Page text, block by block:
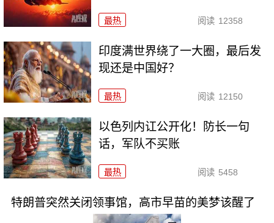
最热 阅读 12358
印度满世界绕了一大圈，最后发
现还是中国好？
最热 阅读 12150
以色列内讧公开化！防长一句
话，军队不买账
最热 阅读 5458
特朗普突然关闭领事馆，高市早苗的美梦该醒了